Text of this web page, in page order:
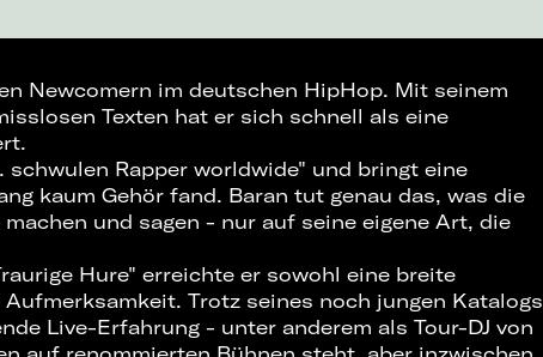
Newcomern im deutschen HipHop. Mit seinem
Texten hat er sich schnell als eine
schwulen Rapper worldwide" und bringt eine
kaum Gehör fand. Baran tut genau das, was die
und sagen - nur auf seine eigene Art, die
Hure" erreichte er sowohl eine breite
Trotz seines noch jungen Katalogs
Live-Erfahrung - unter anderem als Tour-DJ von